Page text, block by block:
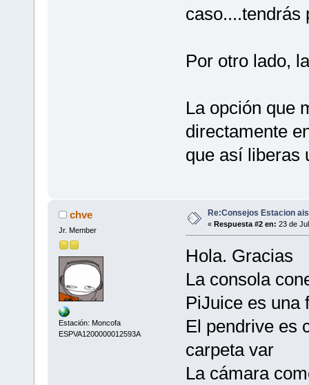
caso....tendrás
Por otro lado,
La opción que
directamente
que así liberas
chve
Jr. Member
Estación: Moncofa
ESPVA1200000012593A
Re:Consejos Estacion
« Respuesta #2 en: 23 de
Hola. Gracias
La consola
PiJuice es una
El pendrive es
carpeta var
La cámara